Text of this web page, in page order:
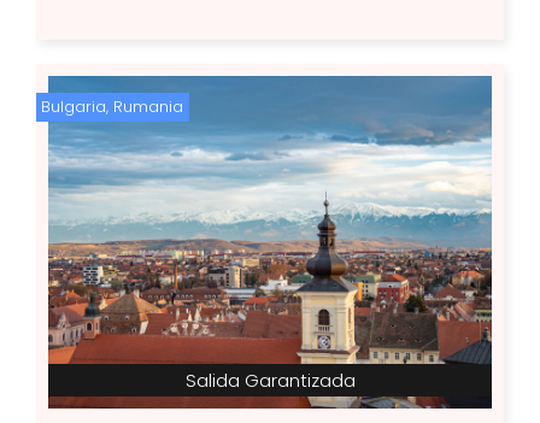
Bulgaria, Rumania
Salida Garantizada